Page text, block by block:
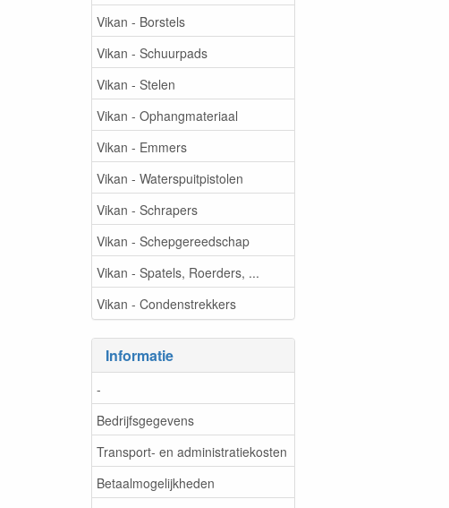
Vikan - Borstels
Vikan - Schuurpads
Vikan - Stelen
Vikan - Ophangmateriaal
Vikan - Emmers
Vikan - Waterspuitpistolen
Vikan - Schrapers
Vikan - Schepgereedschap
Vikan - Spatels, Roerders, ...
Vikan - Condenstrekkers
Informatie
-
Bedrijfsgegevens
Transport- en administratiekosten
Betaalmogelijkheden